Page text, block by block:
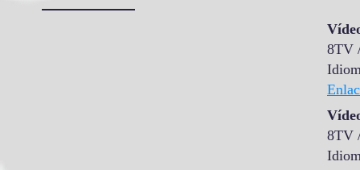
8TV
8TV